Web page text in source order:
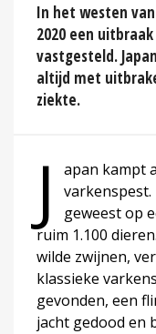
In het westen
2020 een
vastgesteld.
altijd met
ziekte.
J
apan kampt
geweest op
ruim 1.100
wilde zwijnen,
klassieke
gevonden, een
jacht gedood en